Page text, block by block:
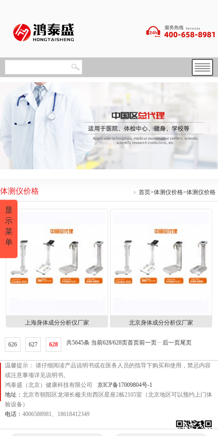
体测仪价格 首页>体测仪价格>体测仪价格
上海身体成分分析仪厂家 北京身体成分分析仪厂家
共5645条 当前628/628页首页前一页···
626 627 628 后一页尾页
显
示
菜
单
温馨提示： 请仔细阅读产品说明书或在医务人员的指导下购买和使用，禁忌内容
或注意事项详见说明书。
鸿泰盛（北京）健康科技有限公司
京ICP备17009804号-1
地址： 北京市朝阳区龙湖长楹天街西区星座2栋2105室（北京地区可以预约上门体
验设备）
电话： 4006588981、18618412349